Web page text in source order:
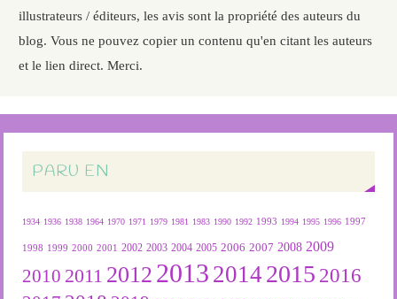
illustrateurs / éditeurs, les avis sont la propriété des auteurs du
blog. Vous ne pouvez copier un contenu qu'en citant les auteurs
et le lien direct. Merci.
PARU EN
1934 1936 1938 1964 1970 1971 1979 1981 1983 1990 1992 1993 1994 1995 1996 1997
1998 1999 2000 2001 2002 2003 2004 2005 2006 2007 2008 2009
2010 2011 2012 2013 2014 2015 2016